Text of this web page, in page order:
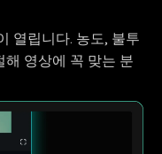
열립니다. 농도, 불투
해 영상에 꼭 맞는 분